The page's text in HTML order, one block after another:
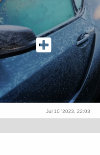
Jul 10 '2023, 22:03